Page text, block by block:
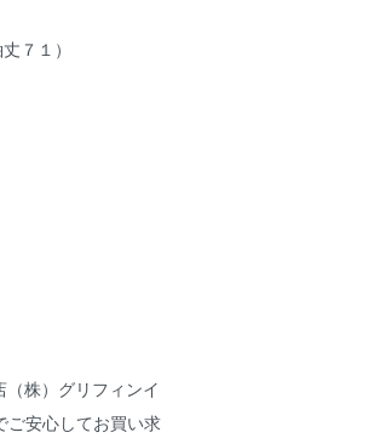
７１）
株）グリフィンイ
ご安心してお買い求